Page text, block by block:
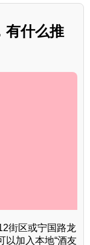
有什么推
街区或宁国路龙
以加入本地“酒友